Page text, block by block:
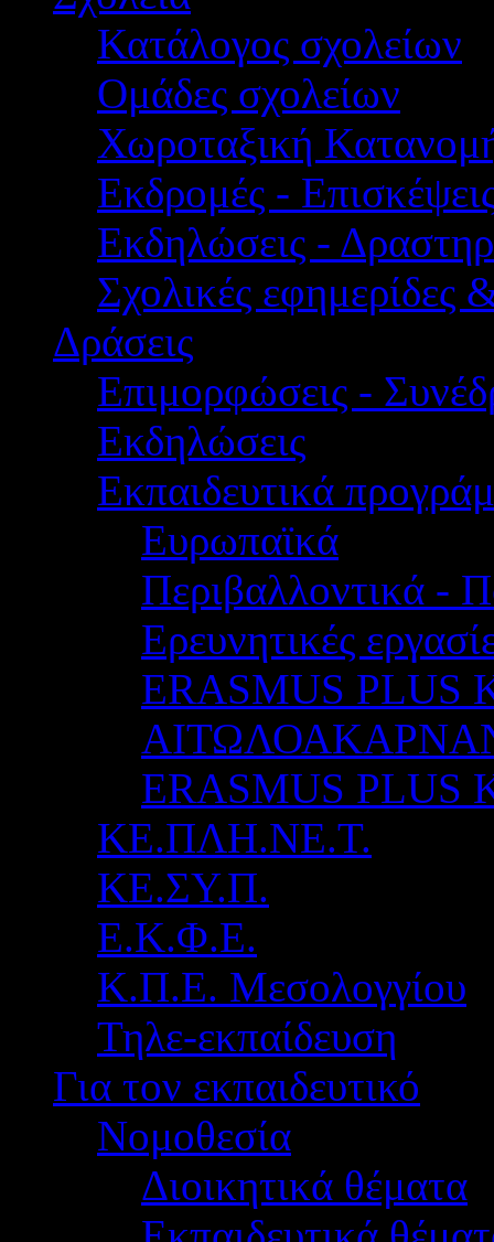
Κατάλογος σχολείων
Ομάδες σχολείων
Χωροταξική
Εκδρομές -
Εκδηλώσεις -
Σχολικές εφημερίδες
Δράσεις
Επιμορφώσεις -
Εκδηλώσεις
Εκπαιδευτικά
Ευρωπαϊκά
Περιβαλλοντικά -
Ερευνητικές
ERASMUS PLUS
ERASMUS
ΚΕ.ΠΛΗ.ΝΕ.Τ.
ΚΕ.ΣΥ.Π.
Ε.Κ.Φ.Ε.
Κ.Π.Ε. Μεσολογγίου
Τηλε-εκπαίδευση
Για τον εκπαιδευτικό
Νομοθεσία
Διοικητικά θέματα